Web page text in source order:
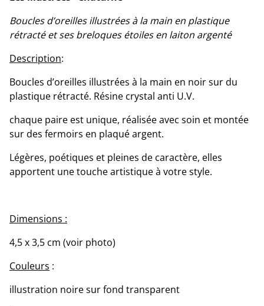
Boucles d’oreilles illustrées à la main en plastique
rétracté et ses breloques étoiles en laiton argenté
Description:
Boucles d’oreilles illustrées à la main en noir sur du
plastique rétracté. Résine crystal anti U.V.
chaque paire est unique, réalisée avec soin et montée
sur des fermoirs en plaqué argent.
Légères, poétiques et pleines de caractère, elles
apportent une touche artistique à votre style.
Dimensions :
4,5 x 3,5 cm (voir photo)
Couleurs :
illustration noire sur fond transparent